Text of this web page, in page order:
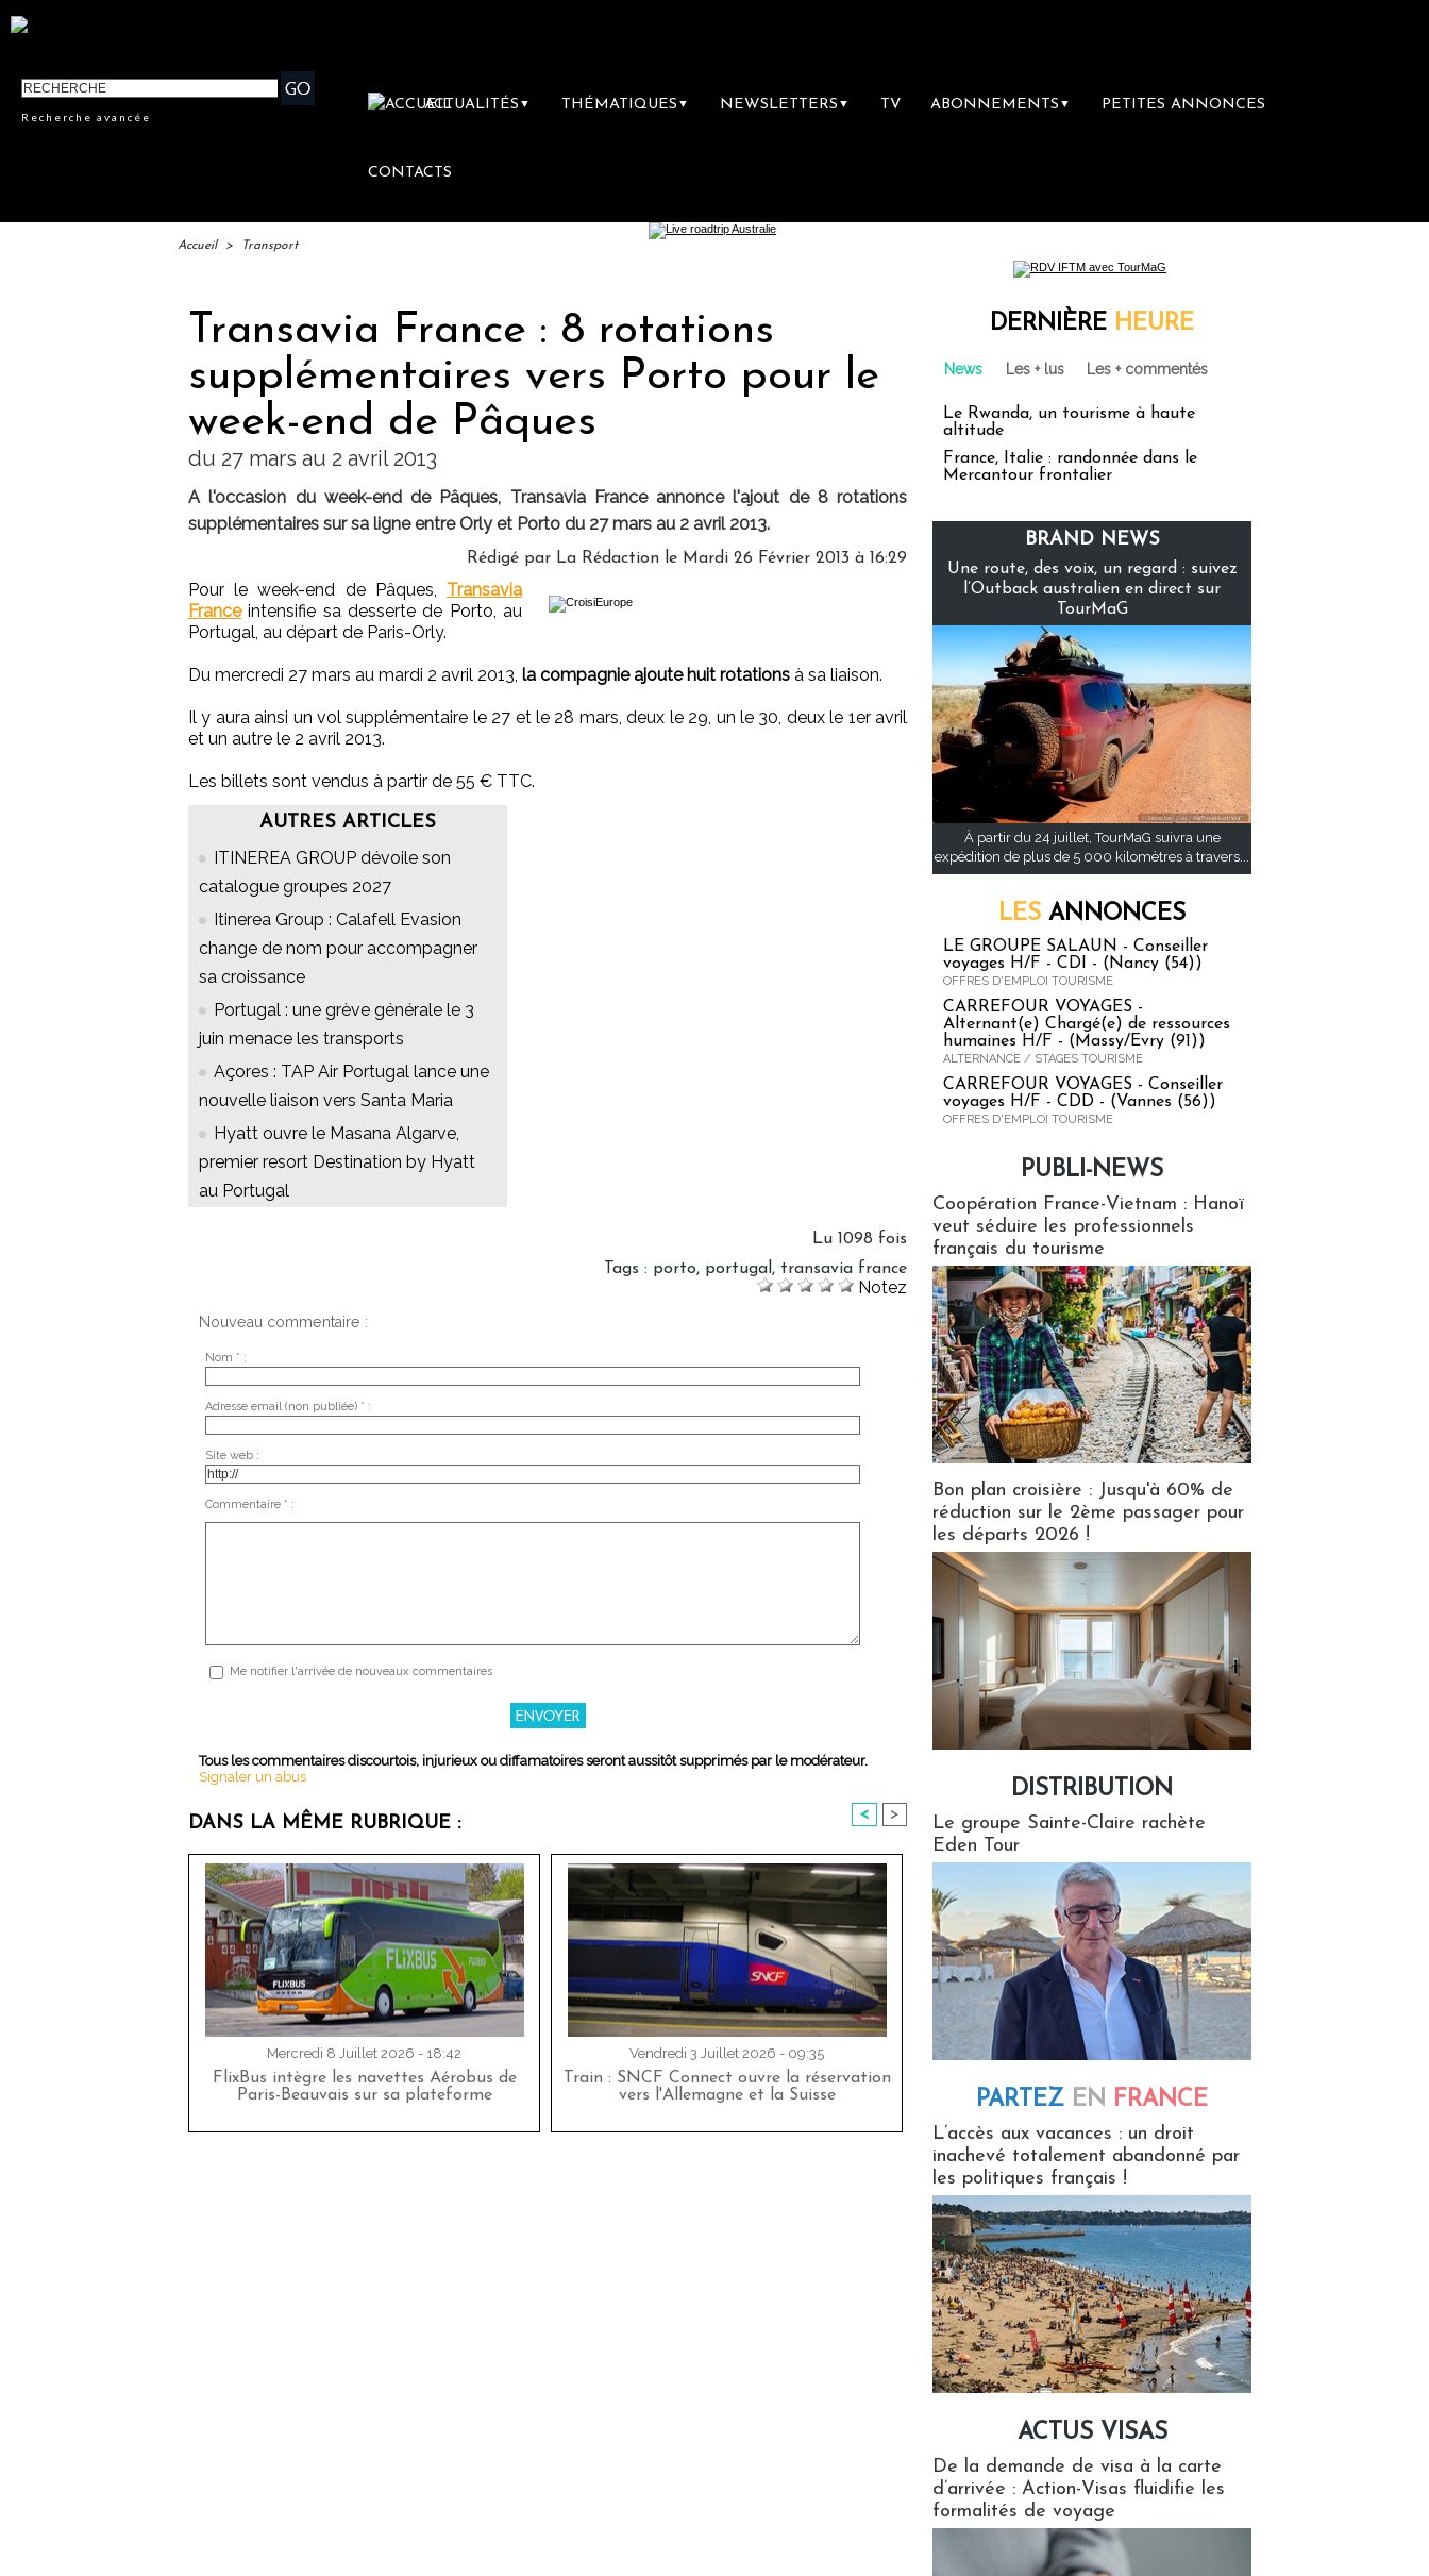
Recherche avancée
ACTUALITÉS ▼ THÉMATIQUES ▼ NEWSLETTERS ▼ TV ABONNEMENTS ▼ PETITES ANNONCES
CONTACTS
Accueil > Transport
Transavia France : 8 rotations
supplémentaires vers Porto pour le
week-end de Pâques
du 27 mars au 2 avril 2013
A l'occasion du week-end de Pâques, Transavia France annonce l'ajout de 8 rotations
supplémentaires sur sa ligne entre Orly et Porto du 27 mars au 2 avril 2013.
Rédigé par La Rédaction le Mardi 26 Février 2013 à 16:29
Pour le week-end de Pâques, Transavia
Franceintensifie sa desserte de Porto, au
Portugal, au départ de Paris-Orly.
Du mercredi 27 mars au mardi 2 avril 2013, la compagnie ajoute huit rotations à sa liaison.
Il y aura ainsi un vol supplémentaire le 27 et le 28 mars, deux le 29, un le 30, deux le 1er avril
et un autre le 2 avril 2013.
Les billets sont vendus à partir de 55 € TTC.
AUTRES ARTICLES
ITINEREA GROUP dévoile son
catalogue groupes 2027
Itinerea Group : Calafell Evasion
change de nom pour accompagner
sa croissance
Portugal : une grève générale le 3
juin menace les transports
Açores : TAP Air Portugal lance une
nouvelle liaison vers Santa Maria
Hyatt ouvre le Masana Algarve,
premier resort Destination by Hyatt
au Portugal
Lu 1098 fois
Tags : porto, portugal , transavia france
Notez
Nouveau commentaire :
Nom * :
Adresse email (non publiée) * :
Site web :
Commentaire * :
Me notifier l'arrivée de nouveaux commentaires
Tous les commentaires discourtois, injurieux ou diffamatoires seront aussitôt supprimés par le modérateur.
Signaler un abus
DANS LA MÊME RUBRIQUE : < >
Mercredi 8 Juillet 2026 - 18:42
FlixBus intègre les navettes Aérobus de
Paris-Beauvais sur sa plateforme
Vendredi 3 Juillet 2026 - 09:35
Train : SNCF Connect ouvre la réservation
vers l'Allemagne et la Suisse
DERNIÈRE HEURE
News Les + lus Les + commentés
Le Rwanda, un tourisme à haute
altitude
France, Italie : randonnée dans le
Mercantour frontalier
BRAND NEWS
Une route, des voix, un regard : suivez
l’Outback australien en direct sur
TourMaG
À partir du 24 juillet, TourMaG suivra une
expédition de plus de 5 000 kilomètres à travers...
LES ANNONCES
LE GROUPE SALAUN - Conseiller
voyages H/F - CDI - (Nancy (54))
OFFRES D'EMPLOI TOURISME
CARREFOUR VOYAGES -
Alternant(e) Chargé(e) de ressources
humaines H/F - (Massy/Evry (91))
ALTERNANCE / STAGES TOURISME
CARREFOUR VOYAGES - Conseiller
voyages H/F - CDD - (Vannes (56))
OFFRES D'EMPLOI TOURISME
PUBLI-NEWS
Coopération France-Vietnam : Hanoï
veut séduire les professionnels
français du tourisme
Bon plan croisière : Jusqu'à 60% de
réduction sur le 2ème passager pour
les départs 2026 !
DISTRIBUTION
Le groupe Sainte-Claire rachète
Eden Tour
PARTEZ EN FRANCE
L’accès aux vacances : un droit
inachevé totalement abandonné par
les politiques français !
ACTUS VISAS
De la demande de visa à la carte
d’arrivée : Action-Visas fluidifie les
formalités de voyage